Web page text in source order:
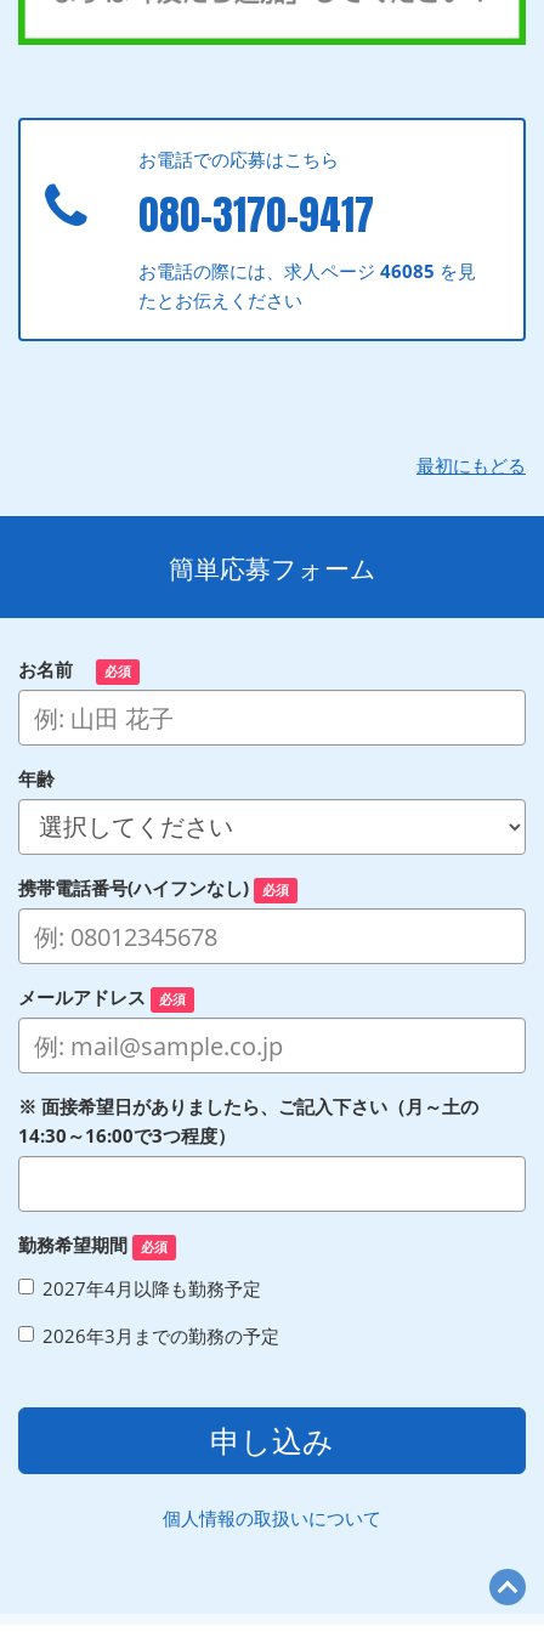
お電話での応募はこちら
080-3170-9417
お電話の際には、求人ページ46085 を見
たとお伝えください
最初にもどる
簡単応募フォーム
お名前 必須
年齢
携帯電話番号(ハイフンなし) 必須
メールアドレス 必須
※ 面接希望日がありましたら、ご記入下さい（月～土の
14:30～16:00で3つ程度）
勤務希望期間 必須
2027年4月以降も勤務予定
2026年3月までの勤務の予定
申し込み
個人情報の取扱いについて